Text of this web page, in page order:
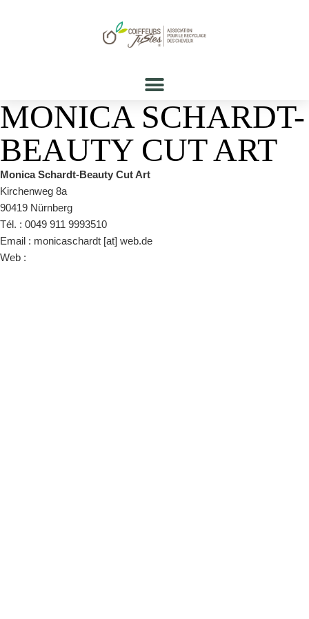
MONICA SCHARDT-
BEAUTY CUT ART
Monica Schardt-Beauty Cut Art
Kirchenweg 8a
90419 Nürnberg
Tél. : 0049 911 9993510
Email : monicaschardt [at] web.de
Web :